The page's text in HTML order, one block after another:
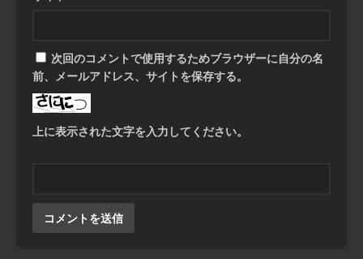
次回のコメントで使用するためブラウザーに自分の名
前、メールアドレス、サイトを保存する。
上に表示された文字を入力してください。